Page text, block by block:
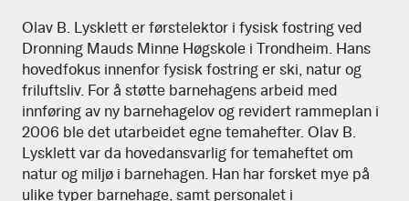
Olav
B.
Lysklett
Olav B. Lysklett er førstelektor i fysisk fostring ved
Dronning Mauds Minne Høgskole i Trondheim. Hans
hovedfokus innenfor fysisk fostring er ski, natur og
friluftsliv. For å støtte barnehagens arbeid med
innføring av ny barnehagelov og revidert rammeplan i
2006 ble det utarbeidet egne temahefter. Olav B.
Lysklett var da hovedansvarlig for temaheftet om
natur og miljø i barnehagen. Han har forsket mye på
ulike typer barnehage, samt personalet i